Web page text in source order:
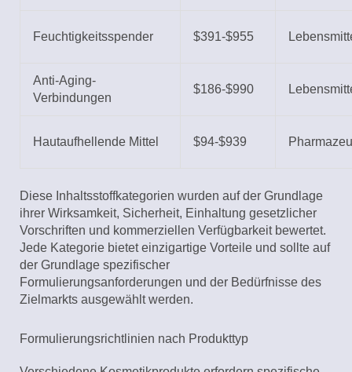
Feuchtigkeitsspender $391-$955
Anti-Aging-
Verbindungen
$186-$990
Hautaufhellende Mittel $94-$939
Diese Inhaltsstoffkategorien wurden auf der Grundlage
ihrer Wirksamkeit, Sicherheit, Einhaltung gesetzlicher
Vorschriften und kommerziellen Verfügbarkeit bewertet.
Jede Kategorie bietet einzigartige Vorteile und sollte auf
der Grundlage spezifischer
Formulierungsanforderungen und der Bedürfnisse des
Zielmarkts ausgewählt werden.
Formulierungsrichtlinien nach Produkttyp